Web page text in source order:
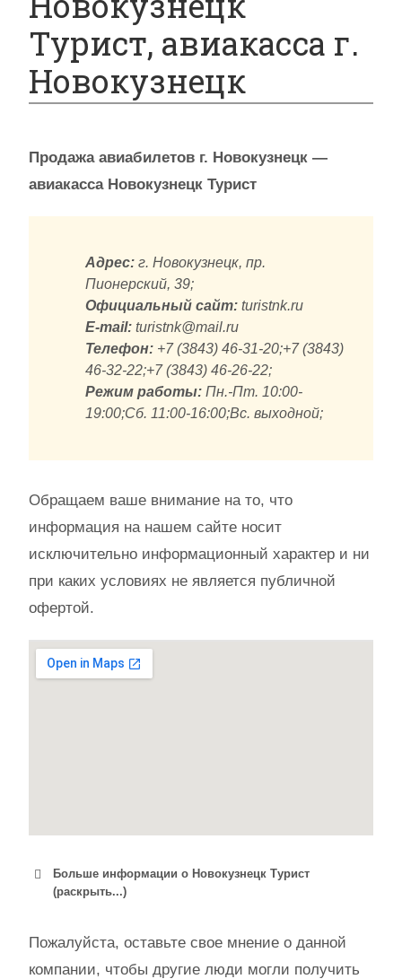
Турист, авиакасса г.
Новокузнецк
Продажа авиабилетов г. Новокузнецк —
авиакасса Новокузнецк Турист
Адрес: г. Новокузнецк, пр.
Пионерский, 39;
Официальный сайт: turistnk.ru
E-mail: turistnk@mail.ru
Телефон: +7 (3843) 46-31-20;+7 (3843)
46-32-22;+7 (3843) 46-26-22;
Режим работы: Пн.-Пт. 10:00-
19:00;Сб. 11:00-16:00;Вс. выходной;
Обращаем ваше внимание на то, что
информация на нашем сайте носит
исключительно информационный характер и ни
при каких условиях не является публичной
офертой.
Больше информации о Новокузнецк Турист
(раскрыть...)
Пожалуйста, оставьте свое мнение о данной
компании, чтобы другие люди могли получить